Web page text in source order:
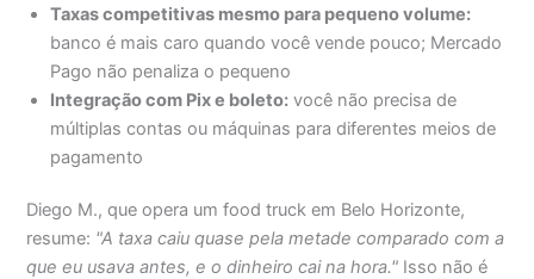
Taxas competitivas mesmo para pequeno volume:
banco é mais caro quando você vende pouco; Mercado
Pago não penaliza o pequeno
Integração com Pix e boleto: você não precisa de
múltiplas contas ou máquinas para diferentes meios de
pagamento
Diego M., que opera um food truck em Belo Horizonte,
resume: "A taxa caiu quase pela metade comparado com a
que eu usava antes, e o dinheiro cai na hora." Isso não é